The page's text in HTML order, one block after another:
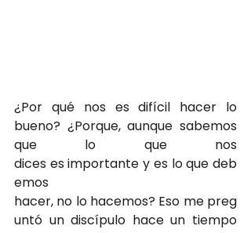
¿Por qué nos es difícil hacer lo
bueno? ¿Porque, aunque sabemos
que lo que nos
dices es importante y es lo que deb
emos
hacer, no lo hacemos? Eso me preg
untó un discípulo hace un tiempo